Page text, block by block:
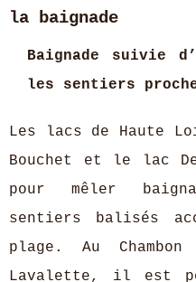
la baignade
Baignade suivie
les sentiers
Les lacs de Haute
Bouchet et le lac
pour mêler
sentiers balisés
plage. Au
Lavalette, il est